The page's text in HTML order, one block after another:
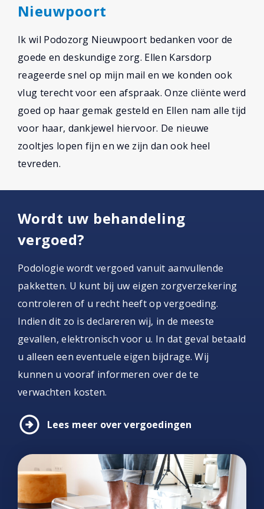
Nieuwpoort
Ik wil Podozorg Nieuwpoort bedanken voor de
goede en deskundige zorg. Ellen Karsdorp
reageerde snel op mijn mail en we konden ook
vlug terecht voor een afspraak. Onze cliënte werd
goed op haar gemak gesteld en Ellen nam alle tijd
voor haar, dankjewel hiervoor. De nieuwe
zooltjes lopen fijn en we zijn dan ook heel
tevreden.
Wordt uw behandeling
vergoed?
Podologie wordt vergoed vanuit aanvullende
pakketten. U kunt bij uw eigen zorgverzekering
controleren of u recht heeft op vergoeding.
Indien dit zo is declareren wij, in de meeste
gevallen, elektronisch voor u. In dat geval betaald
u alleen een eventuele eigen bijdrage. Wij
kunnen u vooraf informeren over de te
verwachten kosten.
arrow_circle_right Lees meer over vergoedingen